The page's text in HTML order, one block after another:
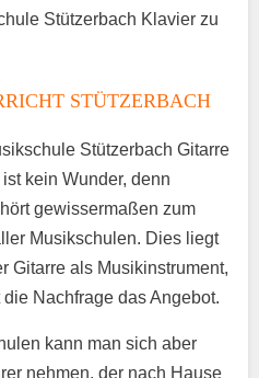
Stützerbach Klavier zu
STÜTZERBACH
Stützerbach Gitarre
kein Wunder, denn
gewissermaßen zum
Musikschulen. Dies liegt
Gitarre als Musikinstrument,
Nachfrage das Angebot.
kann man sich aber
nehmen, der nach Hause